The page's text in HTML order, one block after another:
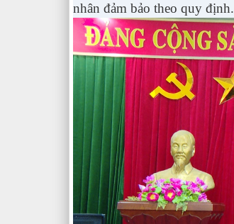
nhân đảm bảo theo quy định.